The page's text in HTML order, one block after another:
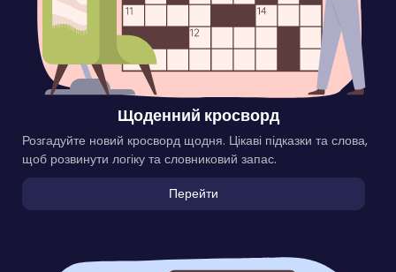
Щоденний кросворд
Розгадуйте новий кросворд щодня. Цікаві підказки та слова,
щоб розвинути логіку та словниковий запас.
Перейти